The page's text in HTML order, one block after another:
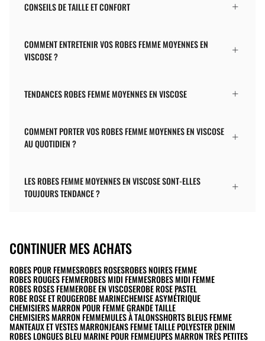
CONSEILS DE TAILLE ET CONFORT
COMMENT ENTRETENIR VOS ROBES FEMME MOYENNES EN
VISCOSE ?
TENDANCES ROBES FEMME MOYENNES EN VISCOSE
COMMENT PORTER VOS ROBES FEMME MOYENNES EN VISCOSE
AU QUOTIDIEN ?
LES ROBES FEMME MOYENNES EN VISCOSE SONT-ELLES
TOUJOURS TENDANCE ?
CONTINUER MES ACHATS
ROBES POUR FEMMESROBES ROSESROBES NOIRES FEMME
ROBES ROUGES FEMMEROBES MIDI FEMMESROBES MIDI FEMME
ROBES ROSES FEMMEROBE EN VISCOSEROBE ROSE PASTEL
ROBE ROSE ET ROUGEROBE MARINECHEMISE ASYMÉTRIQUE
CHEMISIERS MARRON POUR FEMME GRANDE TAILLE
CHEMISIERS MARRON FEMMEMULES À TALONSSHORTS BLEUS FEMME
MANTEAUX ET VESTES MARRONJEANS FEMME TAILLE POLYESTER DENIM
ROBES LONGUES BLEU MARINE POUR FEMMEJUPES MARRON TRÈS PETITES